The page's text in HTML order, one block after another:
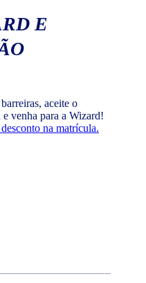
E
aceite o
venha para a Wizard!
na matrícula.